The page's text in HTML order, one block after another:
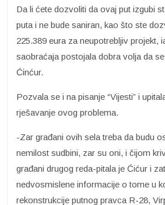
Da li ćete dozvoliti da ovaj put izgubi
puta i ne bude saniran, kao što ste
225.389 eura za neupotrebljiv projekt,
saobraćaja postojala dobra volja da
Ćinćur.
Pozvala se i na pisanje “Vijesti” i
rješavanje ovog problema.
-Zar građani ovih sela treba da budu
nemilost sudbini, zar su oni, i čijom
građani drugog reda-pitala je Ćićur i
nedvosmislene informacije o tome u
rekonstrukcije putnog pravca R-28,